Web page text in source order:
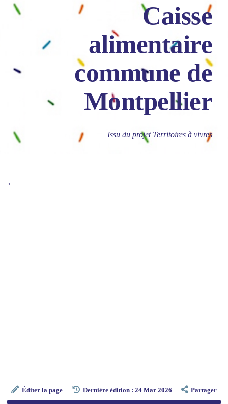
Caisse
alimentaire
commune de
Montpellier
Issu du projet Territoires à vivres
,
Éditer la page Dernière édition : 24 Mar 2026 Partager